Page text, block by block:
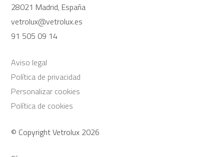
28021 Madrid, España
vetrolux@vetrolux.es
91 505 09 14
Aviso legal
Política de privacidad
Personalizar cookies
Política de cookies
© Copyright Vetrolux 2026